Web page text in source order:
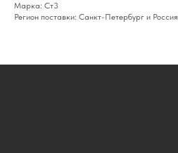
Марка: Ст3
Регион поставки: Санкт-Петербург и Россия